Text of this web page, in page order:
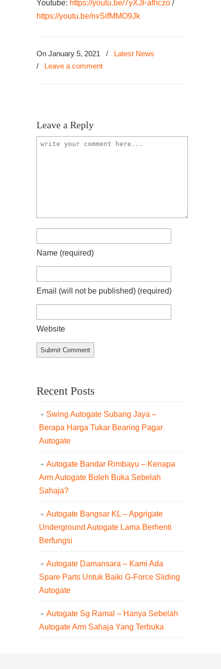
Youtube: https://youtu.be/7yXJFafhczo /
https://youtu.be/nvSifMMO9Jk
On January 5, 2021 /
Latest News
/
Leave a comment
Leave a Reply
Name (required)
Email (will not be published) (required)
Website
Recent Posts
Swing Autogate Subang Jaya –
Berapa Harga Tukar Bearing Pagar
Autogate
Autogate Bandar Rimbayu – Kenapa
Arm Autogate Boleh Buka Sebelah
Sahaja?
Autogate Bangsar KL – Apgrigate
Underground Autogate Lama Berhenti
Berfungsi
Autogate Damansara – Kami Ada
Spare Parts Untuk Baiki G-Force Sliding
Autogate
Autogate Sg Ramal – Hanya Sebelah
Autogate Arm Sahaja Yang Terbuka